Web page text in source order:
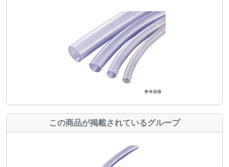
この商品が掲載されているグループ